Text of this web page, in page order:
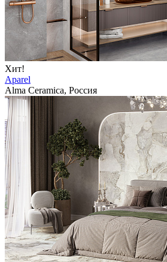
Хит!
Aparel
Alma Ceramica, Россия